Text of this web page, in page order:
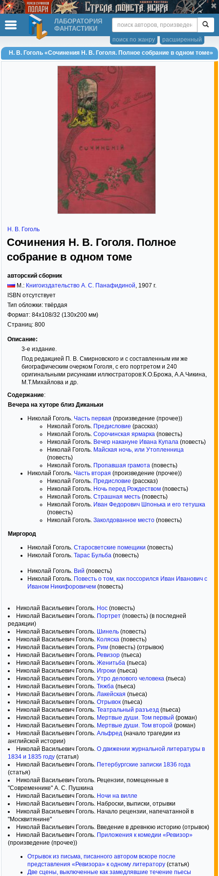
ЛАБОРАТОРИЯ
ФАНТАСТИКИ
расширенный
поиск по жанру
Н. В. Гоголь «Сочинения Н. В. Гоголя. Полное собрание в одном томе»
Н. В. Гоголь
Сочинения Н. В. Гоголя. Полное
собрание в одном томе
авторский сборник
М.: Книгоиздательство А. С. Панафидиной, 1907 г.
ISBN отсутствует
Тип обложки: твёрдая
Формат: 84x108/32 (130x200 мм)
Страниц: 800
Описание:
3-е издание.
Под редакцией П. В. Смирновского и с составленным им же
биографическим очерком Гоголя, с его портретом и 240
оригинальными рисунками иллюстраторов:К.О.Брожа, А.А.Чикина,
М.Т.Михайлова и др.
Содержание:
Вечера на хуторе близ Диканьки
Николай Гоголь. Часть первая (произведение (прочее))
Николай Гоголь. Предисловие (рассказ)
Николай Гоголь. Сорочинская ярмарка (повесть)
Николай Гоголь. Вечер накануне Ивана Купала (повесть)
Николай Гоголь. Майская ночь, или Утопленница
(повесть)
Николай Гоголь. Пропавшая грамота (повесть)
Николай Гоголь. Часть вторая (произведение (прочее))
Николай Гоголь. Предисловие (рассказ)
Николай Гоголь. Ночь перед Рождеством (повесть)
Николай Гоголь. Страшная месть (повесть)
Николай Гоголь. Иван Федорович Шпонька и его тетушка
(повесть)
Николай Гоголь. Заколдованное место (повесть)
Миргород
Николай Гоголь. Старосветские помещики (повесть)
Николай Гоголь. Тарас Бульба (повесть)
Николай Гоголь. Вий (повесть)
Николай Гоголь. Повесть о том, как поссорился Иван Иванович с
Иваном Никифоровичем (повесть)
Николай Васильевич Гоголь. Нос (повесть)
Николай Васильевич Гоголь. Портрет (повесть) (в последней
редакции)
Николай Васильевич Гоголь. Шинель (повесть)
Николай Васильевич Гоголь. Коляска (повесть)
Николай Васильевич Гоголь. Рим (повесть) (отрывок)
Николай Васильевич Гоголь. Ревизор (пьеса)
Николай Васильевич Гоголь. Женитьба (пьеса)
Николай Васильевич Гоголь. Игроки (пьеса)
Николай Васильевич Гоголь. Утро делового человека (пьеса)
Николай Васильевич Гоголь. Тяжба (пьеса)
Николай Васильевич Гоголь. Лакейская (пьеса)
Николай Васильевич Гоголь. Отрывок (пьеса)
Николай Васильевич Гоголь. Театральный разъезд (пьеса)
Николай Васильевич Гоголь. Мертвые души. Том первый (роман)
Николай Васильевич Гоголь. Мертвые души. Том второй (роман)
Николай Васильевич Гоголь. Альфред (начало трагедии из
английской истории)
Николай Васильевич Гоголь. О движении журнальной литературы в
1834 и 1835 году (статья)
Николай Васильевич Гоголь. Петербургские записки 1836 года
(статья)
Николай Васильевич Гоголь. Рецензии, помещенные в
"Современнике" А. С. Пушкина
Николай Васильевич Гоголь. Ночи на вилле
Николай Васильевич Гоголь. Наброски, выписки, отрывки
Николай Васильевич Гоголь. Начало рецензии, напечатанной в
"Москвитянине"
Николай Васильевич Гоголь. Введение в древнюю историю (отрывок)
Николай Васильевич Гоголь. Приложения к комедии «Ревизор»
(произведение (прочее))
Отрывок из письма, писанного автором вскоре после
представления «Ревизора» к одному литератору (статья)
Две сцены, выключенные как замедлявшие течение пьесы